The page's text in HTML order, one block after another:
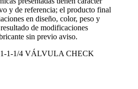
y de referencia; el producto final
en diseño, color, peso y
de modificaciones
sin previo aviso.